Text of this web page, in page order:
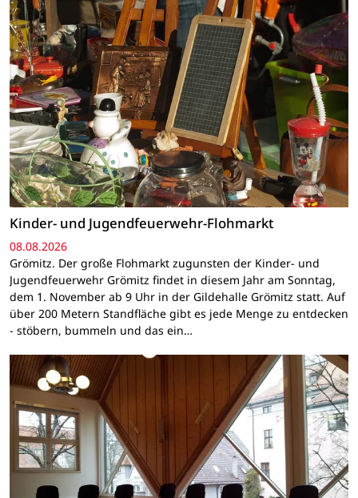
Kinder- und Jugendfeuerwehr-Flohmarkt
08.08.2026
Grömitz. Der große Flohmarkt zugunsten der Kinder- und
Jugendfeuerwehr Grömitz findet in diesem Jahr am Sonntag,
dem 1. November ab 9 Uhr in der Gildehalle Grömitz statt. Auf
über 200 Metern Standfläche gibt es jede Menge zu entdecken
- stöbern, bummeln und das ein…